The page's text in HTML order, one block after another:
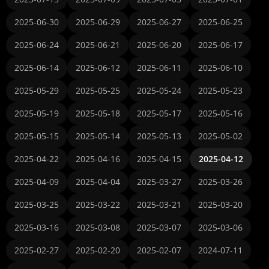
2025-06-30
2025-06-29 2025-06-27
2025-06-25
2025-06-24
2025-06-21 2025-06-20
2025-06-17
2025-06-14
2025-06-12 2025-06-11
2025-06-10
2025-05-29
2025-05-25 2025-05-24
2025-05-23
2025-05-19
2025-05-18 2025-05-17
2025-05-16
2025-05-15
2025-05-14 2025-05-13
2025-05-02
2025-04-22
2025-04-16 2025-04-15
2025-04-12
2025-04-09
2025-04-04 2025-03-27
2025-03-26
2025-03-25
2025-03-22 2025-03-21
2025-03-20
2025-03-16
2025-03-08 2025-03-07
2025-03-06
2025-02-27
2025-02-20 2025-02-07
2024-07-11